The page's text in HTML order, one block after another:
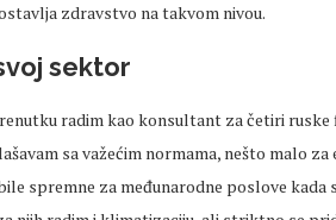
zdravstvo na takvom nivou.
sektor
radim kao konsultant za četiri
sa važećim normama, nešto malo
spremne za međunarodne poslove kada